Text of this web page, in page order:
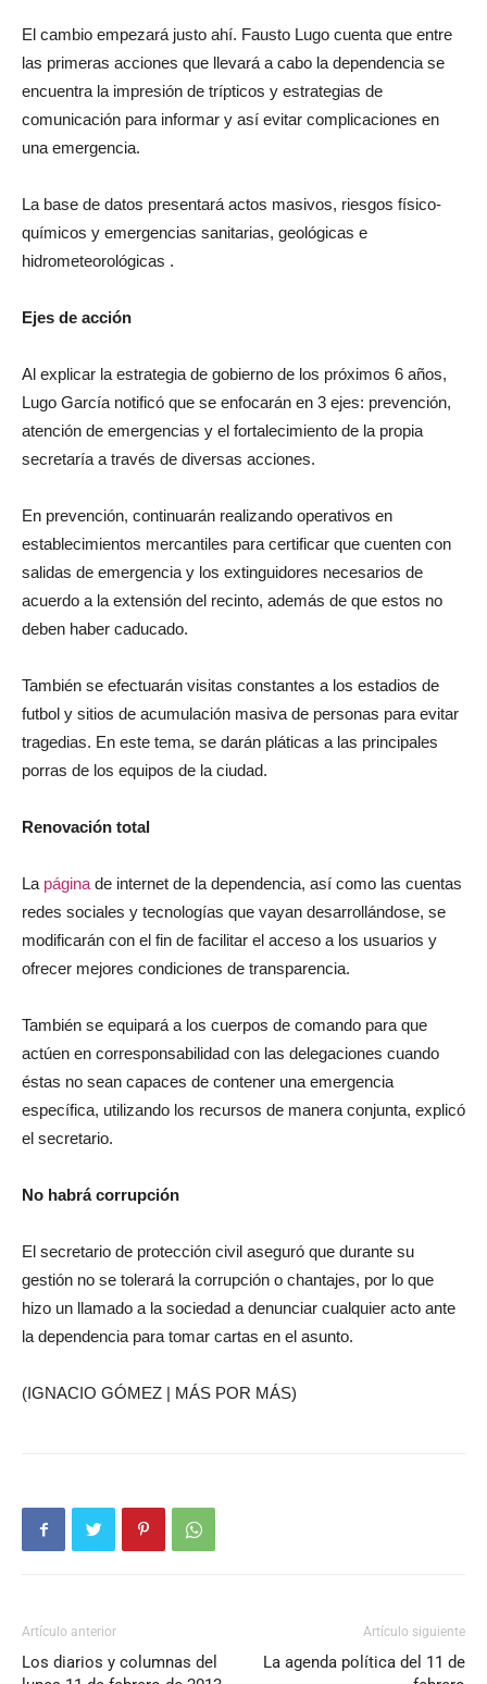
El cambio empezará justo ahí. Fausto Lugo cuenta que entre
las primeras acciones que llevará a cabo la dependencia se
encuentra la impresión de trípticos y estrategias de
comunicación para informar y así evitar complicaciones en
una emergencia.
La base de datos presentará actos masivos, riesgos físico-
químicos y emergencias sanitarias, geológicas e
hidrometeorológicas .
Ejes de acción
Al explicar la estrategia de gobierno de los próximos 6 años,
Lugo García notificó que se enfocarán en 3 ejes: prevención,
atención de emergencias y el fortalecimiento de la propia
secretaría a través de diversas acciones.
En prevención, continuarán realizando operativos en
establecimientos mercantiles para certificar que cuenten con
salidas de emergencia y los extinguidores necesarios de
acuerdo a la extensión del recinto, además de que estos no
deben haber caducado.
También se efectuarán visitas constantes a los estadios de
futbol y sitios de acumulación masiva de personas para evitar
tragedias. En este tema, se darán pláticas a las principales
porras de los equipos de la ciudad.
Renovación total
La página de internet de la dependencia, así como las cuentas
redes sociales y tecnologías que vayan desarrollándose, se
modificarán con el fin de facilitar el acceso a los usuarios y
ofrecer mejores condiciones de transparencia.
También se equipará a los cuerpos de comando para que
actúen en corresponsabilidad con las delegaciones cuando
éstas no sean capaces de contener una emergencia
específica, utilizando los recursos de manera conjunta, explicó
el secretario.
No habrá corrupción
El secretario de protección civil aseguró que durante su
gestión no se tolerará la corrupción o chantajes, por lo que
hizo un llamado a la sociedad a denunciar cualquier acto ante
la dependencia para tomar cartas en el asunto.
(IGNACIO GÓMEZ | MÁS POR MÁS)
Artículo anterior
Los diarios y columnas del
Artículo siguiente
La agenda política del 11 de